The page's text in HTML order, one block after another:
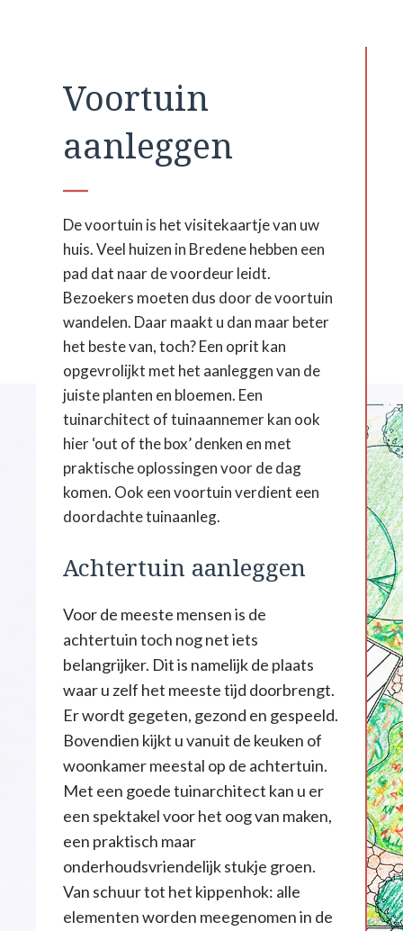
Voortuin
aanleggen
De voortuin is het visitekaartje van uw
huis. Veel huizen in Bredene hebben een
pad dat naar de voordeur leidt.
Bezoekers moeten dus door de voortuin
wandelen. Daar maakt u dan maar beter
het beste van, toch? Een oprit kan
opgevrolijkt met het aanleggen van de
juiste planten en bloemen. Een
tuinarchitect of tuinaannemer kan ook
hier ‘out of the box’ denken en met
praktische oplossingen voor de dag
komen. Ook een voortuin verdient een
doordachte tuinaanleg.
Achtertuin aanleggen
Voor de meeste mensen is de
achtertuin toch nog net iets
belangrijker. Dit is namelijk de plaats
waar u zelf het meeste tijd doorbrengt.
Er wordt gegeten, gezond en gespeeld.
Bovendien kijkt u vanuit de keuken of
woonkamer meestal op de achtertuin.
Met een goede tuinarchitect kan u er
een spektakel voor het oog van maken,
een praktisch maar
onderhoudsvriendelijk stukje groen.
Van schuur tot het kippenhok: alle
elementen worden meegenomen in de